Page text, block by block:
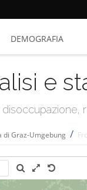
DEMOGRAFIA
e
di Graz-Umgebung /